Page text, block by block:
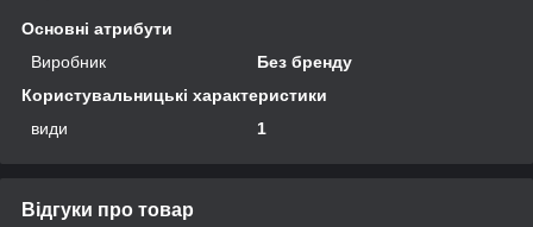
Основні атрибути
Виробник
Без бренду
Користувальницькі характеристики
види
1
Відгуки про товар